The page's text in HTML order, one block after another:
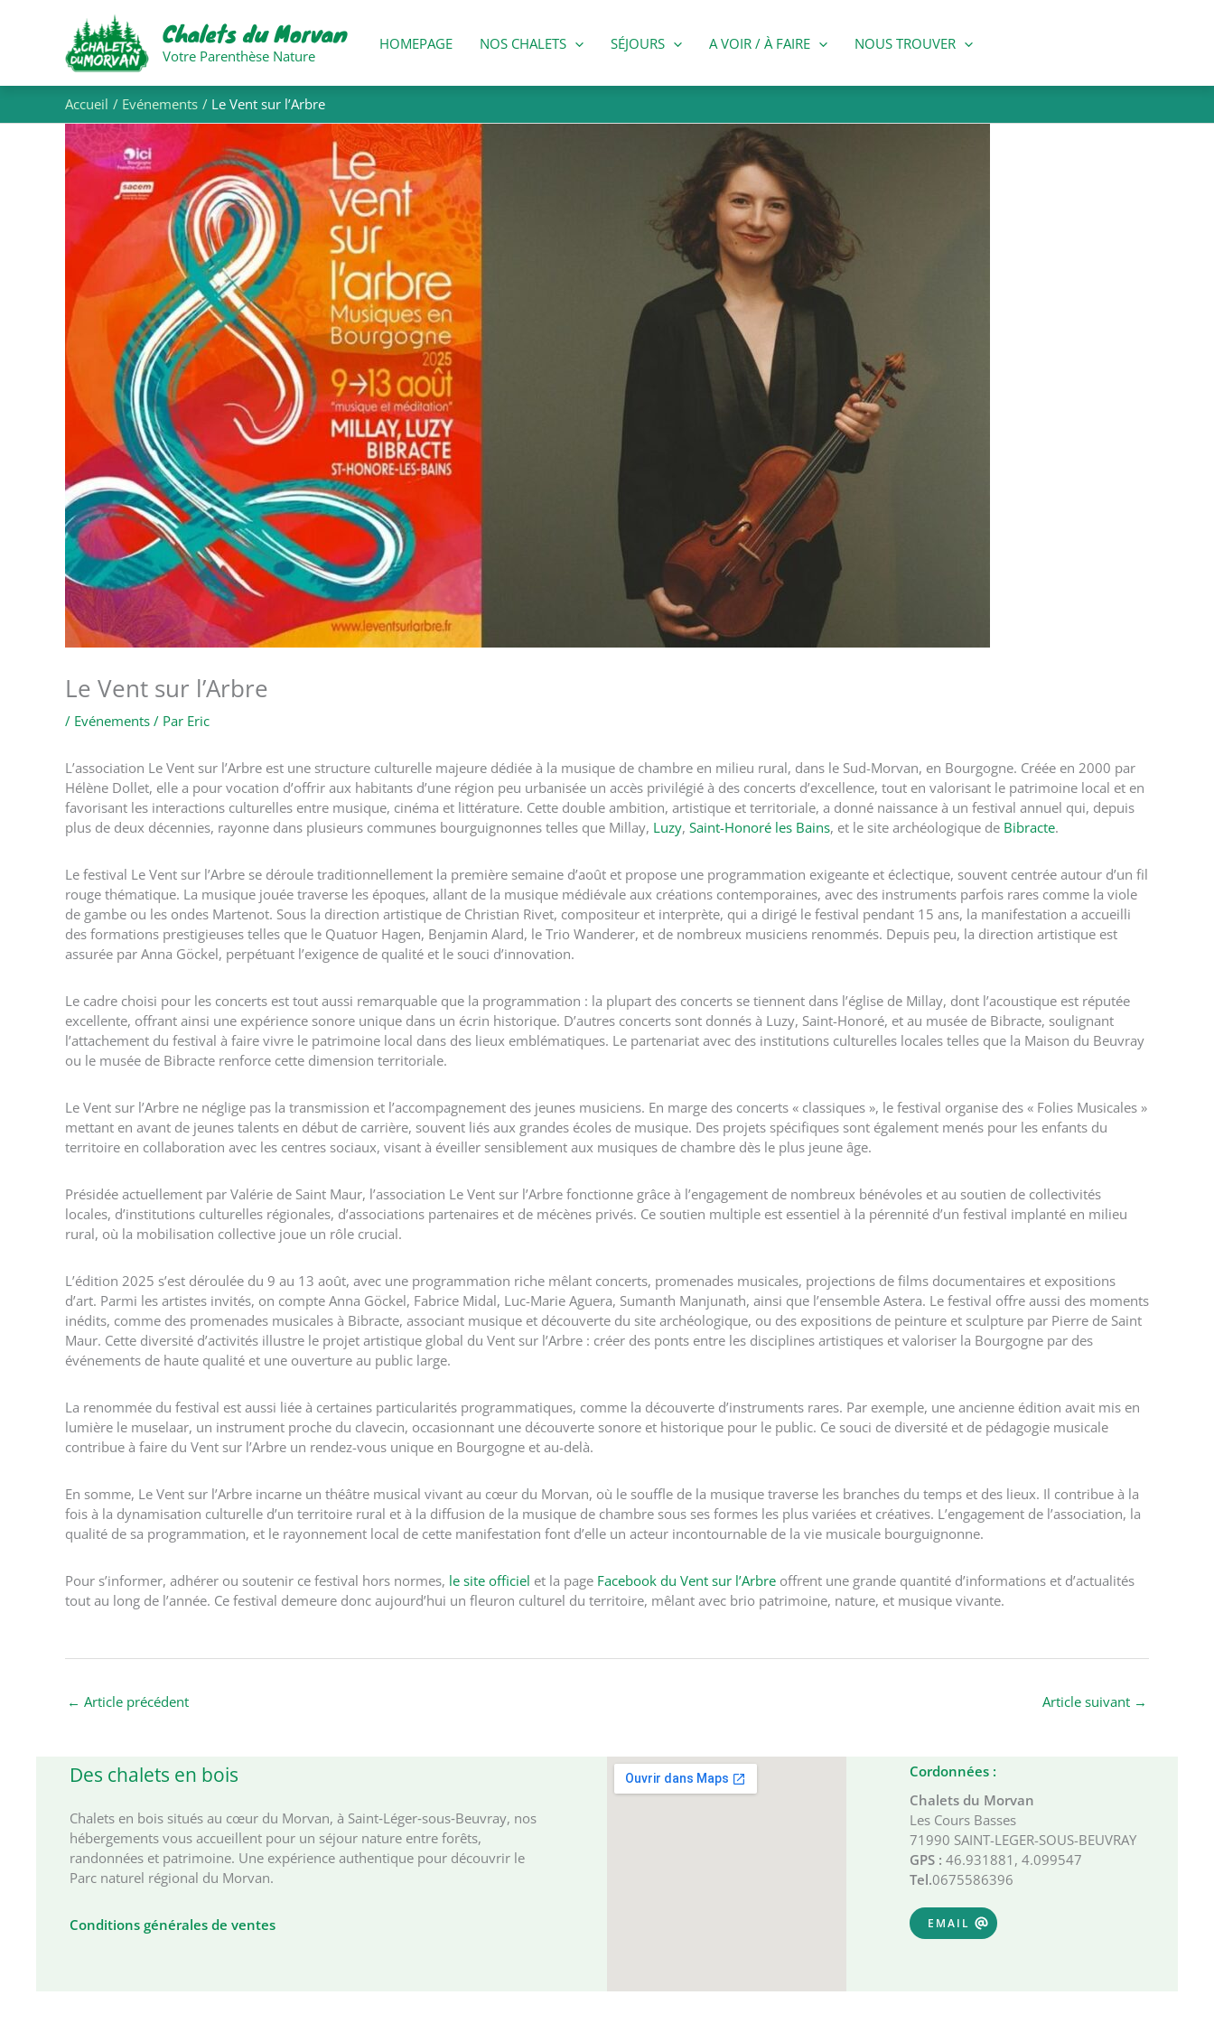
Chalets du Morvan
Votre Parenthèse Nature
HOMEPAGE NOS CHALETS SÉJOURS A VOIR / À FAIRE NOUS TROUVER
Accueil Evénements Le Vent sur l’Arbre
Le Vent sur l’Arbre
/ Evénements / Par Eric
L’association Le Vent sur l’Arbre est une structure culturelle majeure dédiée à la musique de chambre en milieu rural, dans le Sud-Morvan, en Bourgogne. Créée en 2000 par
Hélène Dollet, elle a pour vocation d’offrir aux habitants d’une région peu urbanisée un accès privilégié à des concerts d’excellence, tout en valorisant le patrimoine local et en
favorisant les interactions culturelles entre musique, cinéma et littérature. Cette double ambition, artistique et territoriale, a donné naissance à un festival annuel qui, depuis
plus de deux décennies, rayonne dans plusieurs communes bourguignonnes telles que Millay, Luzy, Saint-Honoré les Bains, et le site archéologique de Bibracte.
Le festival Le Vent sur l’Arbre se déroule traditionnellement la première semaine d’août et propose une programmation exigeante et éclectique, souvent centrée autour d’un fil
rouge thématique. La musique jouée traverse les époques, allant de la musique médiévale aux créations contemporaines, avec des instruments parfois rares comme la viole
de gambe ou les ondes Martenot. Sous la direction artistique de Christian Rivet, compositeur et interprète, qui a dirigé le festival pendant 15 ans, la manifestation a accueilli
des formations prestigieuses telles que le Quatuor Hagen, Benjamin Alard, le Trio Wanderer, et de nombreux musiciens renommés. Depuis peu, la direction artistique est
assurée par Anna Göckel, perpétuant l’exigence de qualité et le souci d’innovation.
Le cadre choisi pour les concerts est tout aussi remarquable que la programmation : la plupart des concerts se tiennent dans l’église de Millay, dont l’acoustique est réputée
excellente, offrant ainsi une expérience sonore unique dans un écrin historique. D’autres concerts sont donnés à Luzy, Saint-Honoré, et au musée de Bibracte, soulignant
l’attachement du festival à faire vivre le patrimoine local dans des lieux emblématiques. Le partenariat avec des institutions culturelles locales telles que la Maison du Beuvray
ou le musée de Bibracte renforce cette dimension territoriale.
Le Vent sur l’Arbre ne néglige pas la transmission et l’accompagnement des jeunes musiciens. En marge des concerts « classiques », le festival organise des « Folies Musicales »
mettant en avant de jeunes talents en début de carrière, souvent liés aux grandes écoles de musique. Des projets spécifiques sont également menés pour les enfants du
territoire en collaboration avec les centres sociaux, visant à éveiller sensiblement aux musiques de chambre dès le plus jeune âge.
Présidée actuellement par Valérie de Saint Maur, l’association Le Vent sur l’Arbre fonctionne grâce à l’engagement de nombreux bénévoles et au soutien de collectivités
locales, d’institutions culturelles régionales, d’associations partenaires et de mécènes privés. Ce soutien multiple est essentiel à la pérennité d’un festival implanté en milieu
rural, où la mobilisation collective joue un rôle crucial.
L’édition 2025 s’est déroulée du 9 au 13 août, avec une programmation riche mêlant concerts, promenades musicales, projections de films documentaires et expositions
d’art. Parmi les artistes invités, on compte Anna Göckel, Fabrice Midal, Luc-Marie Aguera, Sumanth Manjunath, ainsi que l’ensemble Astera. Le festival offre aussi des moments
inédits, comme des promenades musicales à Bibracte, associant musique et découverte du site archéologique, ou des expositions de peinture et sculpture par Pierre de Saint
Maur. Cette diversité d’activités illustre le projet artistique global du Vent sur l’Arbre : créer des ponts entre les disciplines artistiques et valoriser la Bourgogne par des
événements de haute qualité et une ouverture au public large.
La renommée du festival est aussi liée à certaines particularités programmatiques, comme la découverte d’instruments rares. Par exemple, une ancienne édition avait mis en
lumière le muselaar, un instrument proche du clavecin, occasionnant une découverte sonore et historique pour le public. Ce souci de diversité et de pédagogie musicale
contribue à faire du Vent sur l’Arbre un rendez-vous unique en Bourgogne et au-delà.
En somme, Le Vent sur l’Arbre incarne un théâtre musical vivant au cœur du Morvan, où le souffle de la musique traverse les branches du temps et des lieux. Il contribue à la
fois à la dynamisation culturelle d’un territoire rural et à la diffusion de la musique de chambre sous ses formes les plus variées et créatives. L’engagement de l’association, la
qualité de sa programmation, et le rayonnement local de cette manifestation font d’elle un acteur incontournable de la vie musicale bourguignonne.
Pour s’informer, adhérer ou soutenir ce festival hors normes, le site officiel et la page Facebook du Vent sur l’Arbre offrent une grande quantité d’informations et d’actualités
tout au long de l’année. Ce festival demeure donc aujourd’hui un fleuron culturel du territoire, mêlant avec brio patrimoine, nature, et musique vivante.
← Article précédent Article suivant →
Des chalets en bois
Chalets en bois situés au cœur du Morvan, à Saint‑Léger‑sous‑Beuvray, nos
hébergements vous accueillent pour un séjour nature entre forêts,
randonnées et patrimoine. Une expérience authentique pour découvrir le
Parc naturel régional du Morvan.
Conditions générales de ventes
Cordonnées :
Chalets du Morvan
Les Cours Basses
71990 SAINT-LEGER-SOUS-BEUVRAY
GPS : 46.931881, 4.099547
Tel.0675586396
EMAIL